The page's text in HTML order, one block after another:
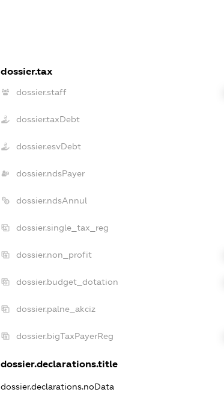
dossier.tax
dossier.staff
dossier.taxDebt
dossier.esvDebt
dossier.ndsPayer
dossier.ndsAnnul
dossier.single_tax_reg
dossier.non_profit
dossier.budget_dotation
dossier.palne_akciz
dossier.bigTaxPayerReg
dossier.declarations.title
dossier.declarations.noData